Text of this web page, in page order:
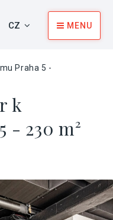
CZ MENU
Praha 5 -
k
- 230 m²